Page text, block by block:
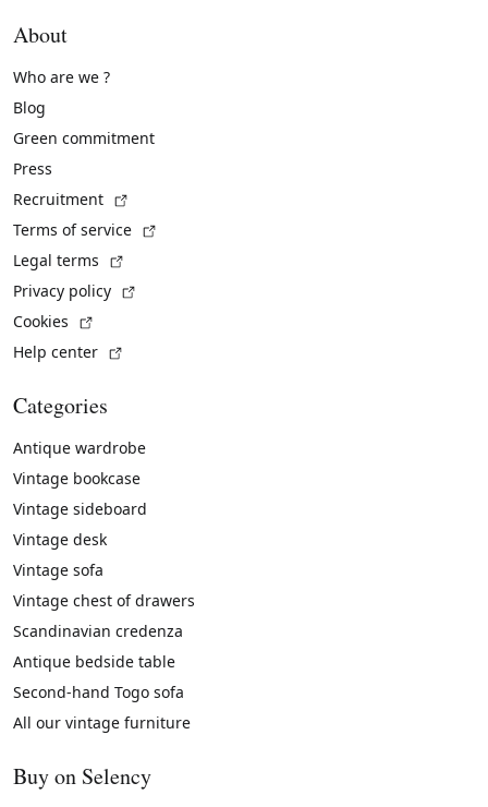
About
Who are we ?
Blog
Green commitment
Press
Recruitment
Terms of service
Legal terms
Privacy policy
Cookies
Help center
Categories
Antique wardrobe
Vintage bookcase
Vintage sideboard
Vintage desk
Vintage sofa
Vintage chest of drawers
Scandinavian credenza
Antique bedside table
Second-hand Togo sofa
All our vintage furniture
Buy on Selency